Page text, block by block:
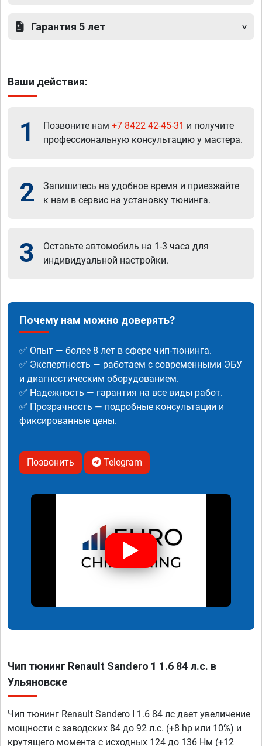
Гарантия 5 лет
Ваши действия:
1 Позвоните нам +7 8422 42-45-31 и получите
профессиональную консультацию у мастера.
2
Запишитесь на удобное время и приезжайте
к нам в сервис на установку тюнинга.
3
Оставьте автомобиль на 1-3 часа для
индивидуальной настройки.
Почему нам можно доверять?
✅ Опыт — более 8 лет в сфере чип-тюнинга.
✅ Экспертность — работаем с современными ЭБУ
и диагностическим оборудованием.
✅ Надежность — гарантия на все виды работ.
✅ Прозрачность — подробные консультации и
фиксированные цены.
Позвонить Telegram
Чип тюнинг Renault Sandero 1 1.6 84 л.с. в
Ульяновске
Чип тюнинг Renault Sandero I 1.6 84 лс дает увеличение
мощности с заводских 84 до 92 л.с. (+8 hp или 10%) и
крутящего момента с исходных 124 до 136 Нм (+12